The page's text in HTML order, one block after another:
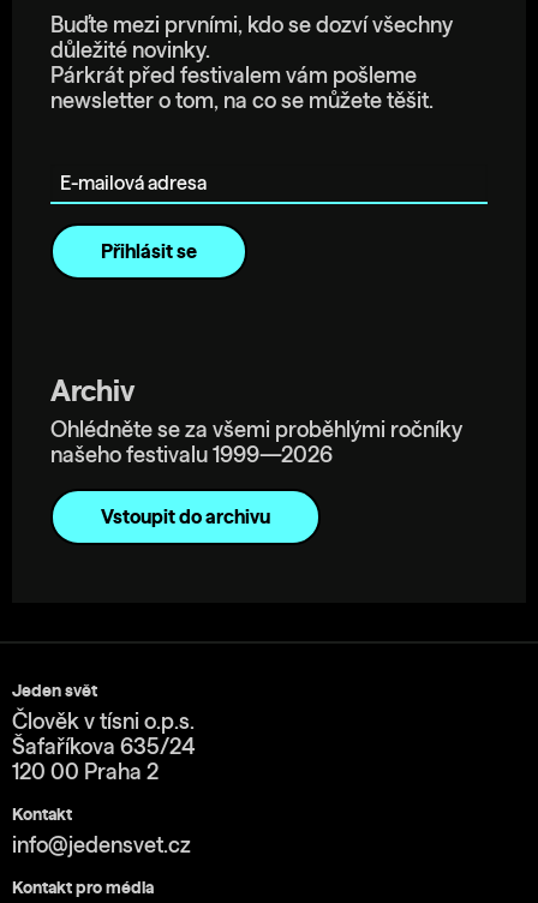
Buďte mezi prvními, kdo se dozví všechny
důležité novinky.
Párkrát před festivalem vám pošleme
newsletter o tom, na co se můžete těšit.
Archiv
Ohlédněte se za všemi proběhlými ročníky
našeho festivalu 1999—2026
Vstoupit do archivu
Jeden svět
Člověk v tísni o.p.s.
Šafaříkova 635/24
120 00 Praha 2
Kontakt
info@jedensvet.cz
Kontakt pro média